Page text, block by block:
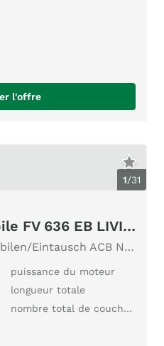
l'offre
1/31
Forster-Reisemobile FV 636 EB LIVIN`UP 2.2 MJ
ACB Ankauf v Wohnmobilen/Eintausch ACB Nr.345 Längsbett AHK
puissance du moteur
longueur totale
nombre total de couchages